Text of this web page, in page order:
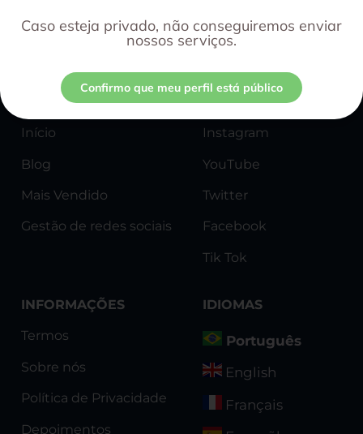
@reaiisseguidores
SERVIÇOS
Início
Blog
Mais Vendido
Gestão de redes sociais
PÁGINAS
Instagram
YouTube
Twitter
Facebook
Tik Tok
INFORMAÇÕES
Termos
Sobre nós
Política de Privacidade
Depoimentos
IDIOMAS
Português
English
Français
Caso esteja privado, não conseguiremos enviar
nossos serviços.
Confirmo que meu perfil está público